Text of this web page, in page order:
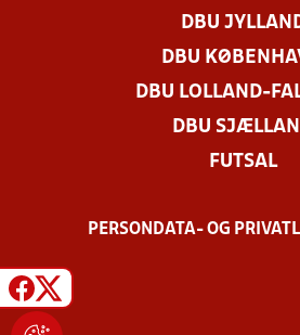
DBU
DBU
DBU LOLLAND-
DBU
FUTSAL
PERSONDATA- OG